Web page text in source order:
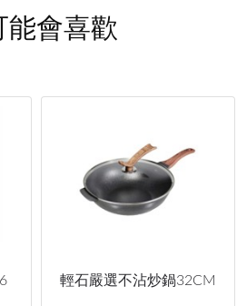
能會喜歡
輕石嚴選不沾炒鍋32CM